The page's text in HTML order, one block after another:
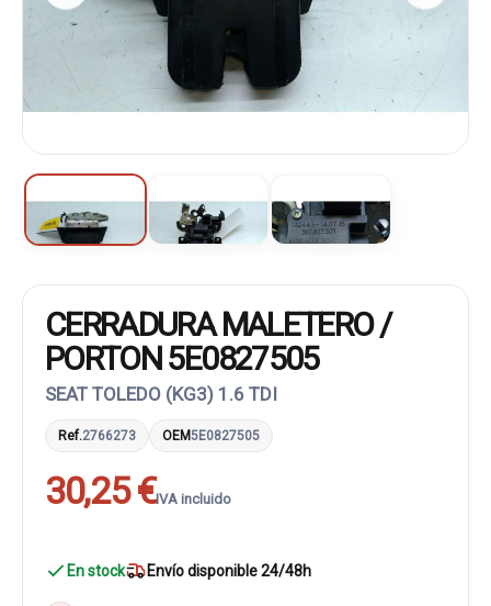
CERRADURA MALETERO /
PORTON 5E0827505
SEAT TOLEDO (KG3) 1.6 TDI
Ref.2766273 OEM5E0827505
30,25 €IVA incluido
En stock Envío disponible 24/48h